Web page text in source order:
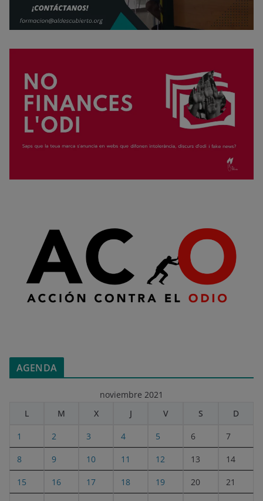
AGENDA
noviembre 2021
L
M X J V S D
1 2 3 4 5 6 7
8 9 10 11 12 13 14
15 16 17 18 19 20 21